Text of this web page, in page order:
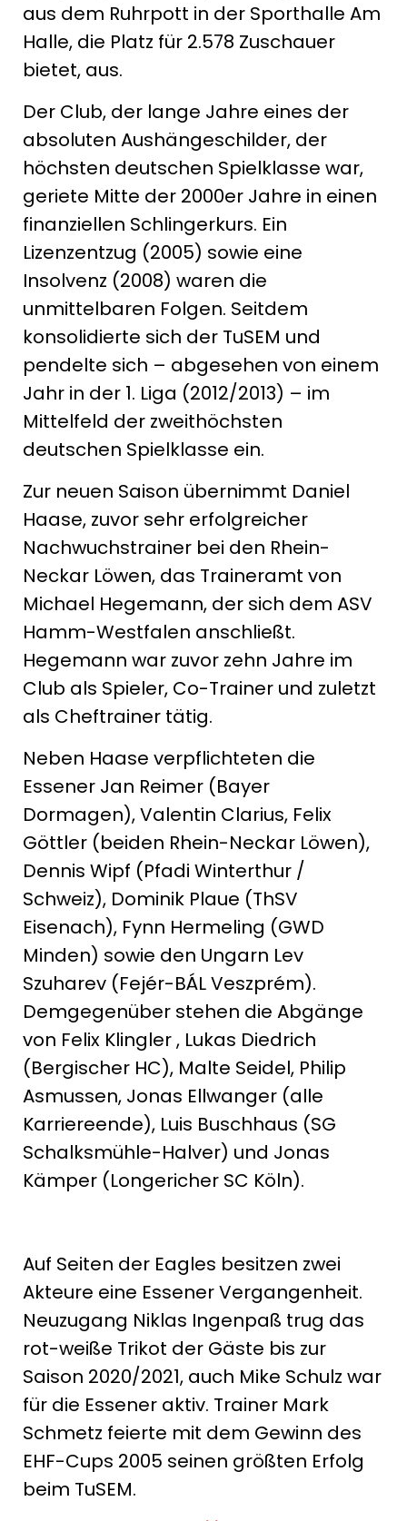
aus dem Ruhrpott in der Sporthalle Am
Halle, die Platz für 2.578 Zuschauer
bietet, aus.
Der Club, der lange Jahre eines der
absoluten Aushängeschilder, der
höchsten deutschen Spielklasse war,
geriete Mitte der 2000er Jahre in einen
finanziellen Schlingerkurs. Ein
Lizenzentzug (2005) sowie eine
Insolvenz (2008) waren die
unmittelbaren Folgen. Seitdem
konsolidierte sich der TuSEM und
pendelte sich – abgesehen von einem
Jahr in der 1. Liga (2012/2013) – im
Mittelfeld der zweithöchsten
deutschen Spielklasse ein.
Zur neuen Saison übernimmt Daniel
Haase, zuvor sehr erfolgreicher
Nachwuchstrainer bei den Rhein-
Neckar Löwen, das Traineramt von
Michael Hegemann, der sich dem ASV
Hamm-Westfalen anschließt.
Hegemann war zuvor zehn Jahre im
Club als Spieler, Co-Trainer und zuletzt
als Cheftrainer tätig.
Neben Haase verpflichteten die
Essener Jan Reimer (Bayer
Dormagen), Valentin Clarius, Felix
Göttler (beiden Rhein-Neckar Löwen),
Dennis Wipf (Pfadi Winterthur /
Schweiz), Dominik Plaue (ThSV
Eisenach), Fynn Hermeling (GWD
Minden) sowie den Ungarn Lev
Szuharev (Fejér-BÁL Veszprém).
Demgegenüber stehen die Abgänge
von Felix Klingler , Lukas Diedrich
(Bergischer HC), Malte Seidel, Philip
Asmussen, Jonas Ellwanger (alle
Karriereende), Luis Buschhaus (SG
Schalksmühle-Halver) und Jonas
Kämper (Longericher SC Köln).
Auf Seiten der Eagles besitzen zwei
Akteure eine Essener Vergangenheit.
Neuzugang Niklas Ingenpaß trug das
rot-weiße Trikot der Gäste bis zur
Saison 2020/2021, auch Mike Schulz war
für die Essener aktiv. Trainer Mark
Schmetz feierte mit dem Gewinn des
EHF-Cups 2005 seinen größten Erfolg
beim TuSEM.